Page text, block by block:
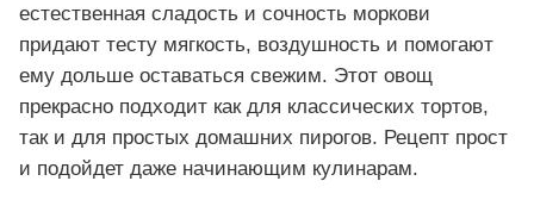
естественная сладость и сочность моркови
придают тесту мягкость, воздушность и помогают
ему дольше оставаться свежим. Этот овощ
прекрасно подходит как для классических тортов,
так и для простых домашних пирогов. Рецепт прост
и подойдет даже начинающим кулинарам.